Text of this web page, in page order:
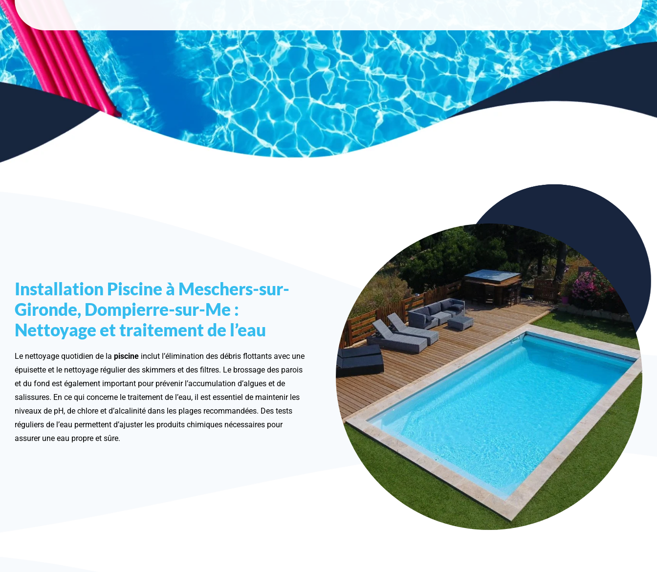
Installation Piscine à Meschers-sur-
Gironde, Dompierre-sur-Me :
Nettoyage et traitement de l’eau
Le nettoyage quotidien de la piscine inclut l’élimination des débris flottants avec une
épuisette et le nettoyage régulier des skimmers et des filtres. Le brossage des parois
et du fond est également important pour prévenir l’accumulation d’algues et de
salissures. En ce qui concerne le traitement de l’eau, il est essentiel de maintenir les
niveaux de pH, de chlore et d’alcalinité dans les plages recommandées. Des tests
réguliers de l’eau permettent d’ajuster les produits chimiques nécessaires pour
assurer une eau propre et sûre.